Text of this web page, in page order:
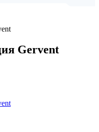
Gervent